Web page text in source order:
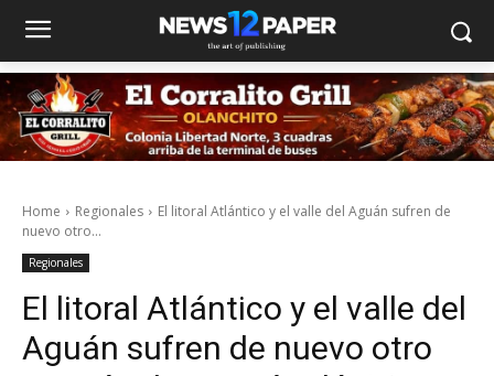
Home Regionales
El litoral Atlántico y el valle del Aguán sufren de
nuevo otro...
Regionales
El litoral Atlántico y el valle del
Aguán sufren de nuevo otro